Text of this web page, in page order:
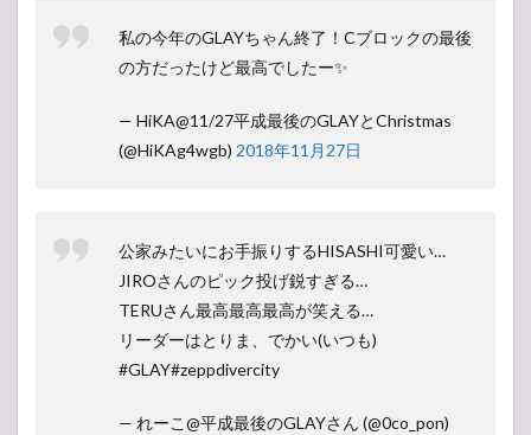
私の今年のGLAYちゃん終了！Cブロックの最後
の方だったけど最高でしたー✨
— HiKA@11/27平成最後のGLAYとChristmas
(@HiKAg4wgb) 2018年11月27日
公家みたいにお手振りするHISASHI可愛い…
JIROさんのピック投げ鋭すぎる…
TERUさん最高最高最高が笑える…
リーダーはとりま、でかい(いつも)
#GLAY#zeppdivercity
— れーこ@平成最後のGLAYさん (@0co_pon)